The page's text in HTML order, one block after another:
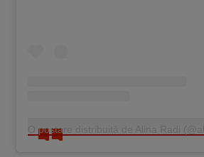
O postare distribuită de Alina Radi